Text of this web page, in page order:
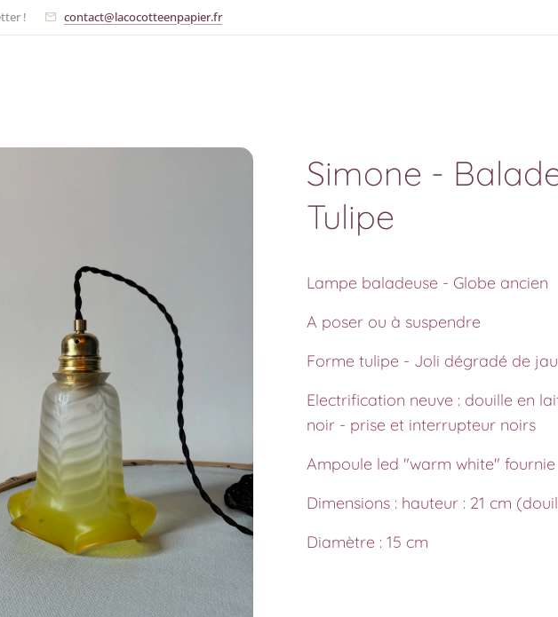
! contact@lacocotteenpapier.fr
Simone -
Tulipe
Lampe baladeuse - Globe ancien
A poser ou à suspendre
Forme tulipe - Joli dégradé de
Electrification neuve : douille en
noir - prise et interrupteur noirs
Ampoule led "warm white" fournie
Dimensions : hauteur : 21 cm
Diamètre : 15 cm